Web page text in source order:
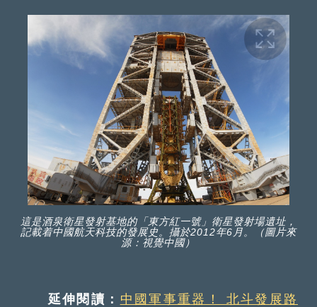
這是酒泉衛星發射基地的「東方紅一號」衛星發射場遺址，
記載着中國航天科技的發展史。攝於2012年6月。（圖片來
源：視覺中國）
延伸閱讀： 中國軍事重器！ 北斗發展路